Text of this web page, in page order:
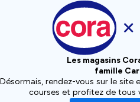
Les magasins
famille
Désormais, rendez-vous sur le site
courses et profitez de tous